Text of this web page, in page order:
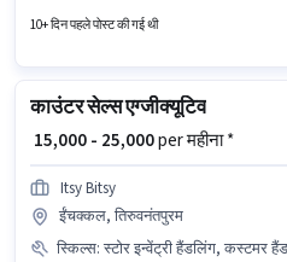
Time House में रिटेल/ काउंटर सेल्स श्रेणी में
10+ दिन पहले पोस्ट की गई थी
काउंटर सेल्स एग्जीक्यूटिव
₹ 15,000 - 25,000per महीना *
Itsy Bitsy
ईंचक्कल, तिरुवनंतपुरम
स्किल्स: स्टोर इन्वेंट्री हैंडलिंग, कस्टमर